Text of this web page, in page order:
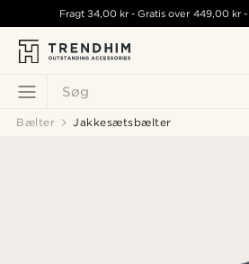
Søg
Fragt34,00 kr - Gratis over 449,00 kr-
Bælter Jakkesætsbælter